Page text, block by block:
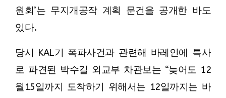
원회’는 무지개공작 계획 문건을 공개한 바도
있다.
당시 KAL기 폭파사건과 관련해 바레인에 특사
로 파견된 박수길 외교부 차관보는 “늦어도 12
월15일까지 도착하기 위해서는 12일까지는 바